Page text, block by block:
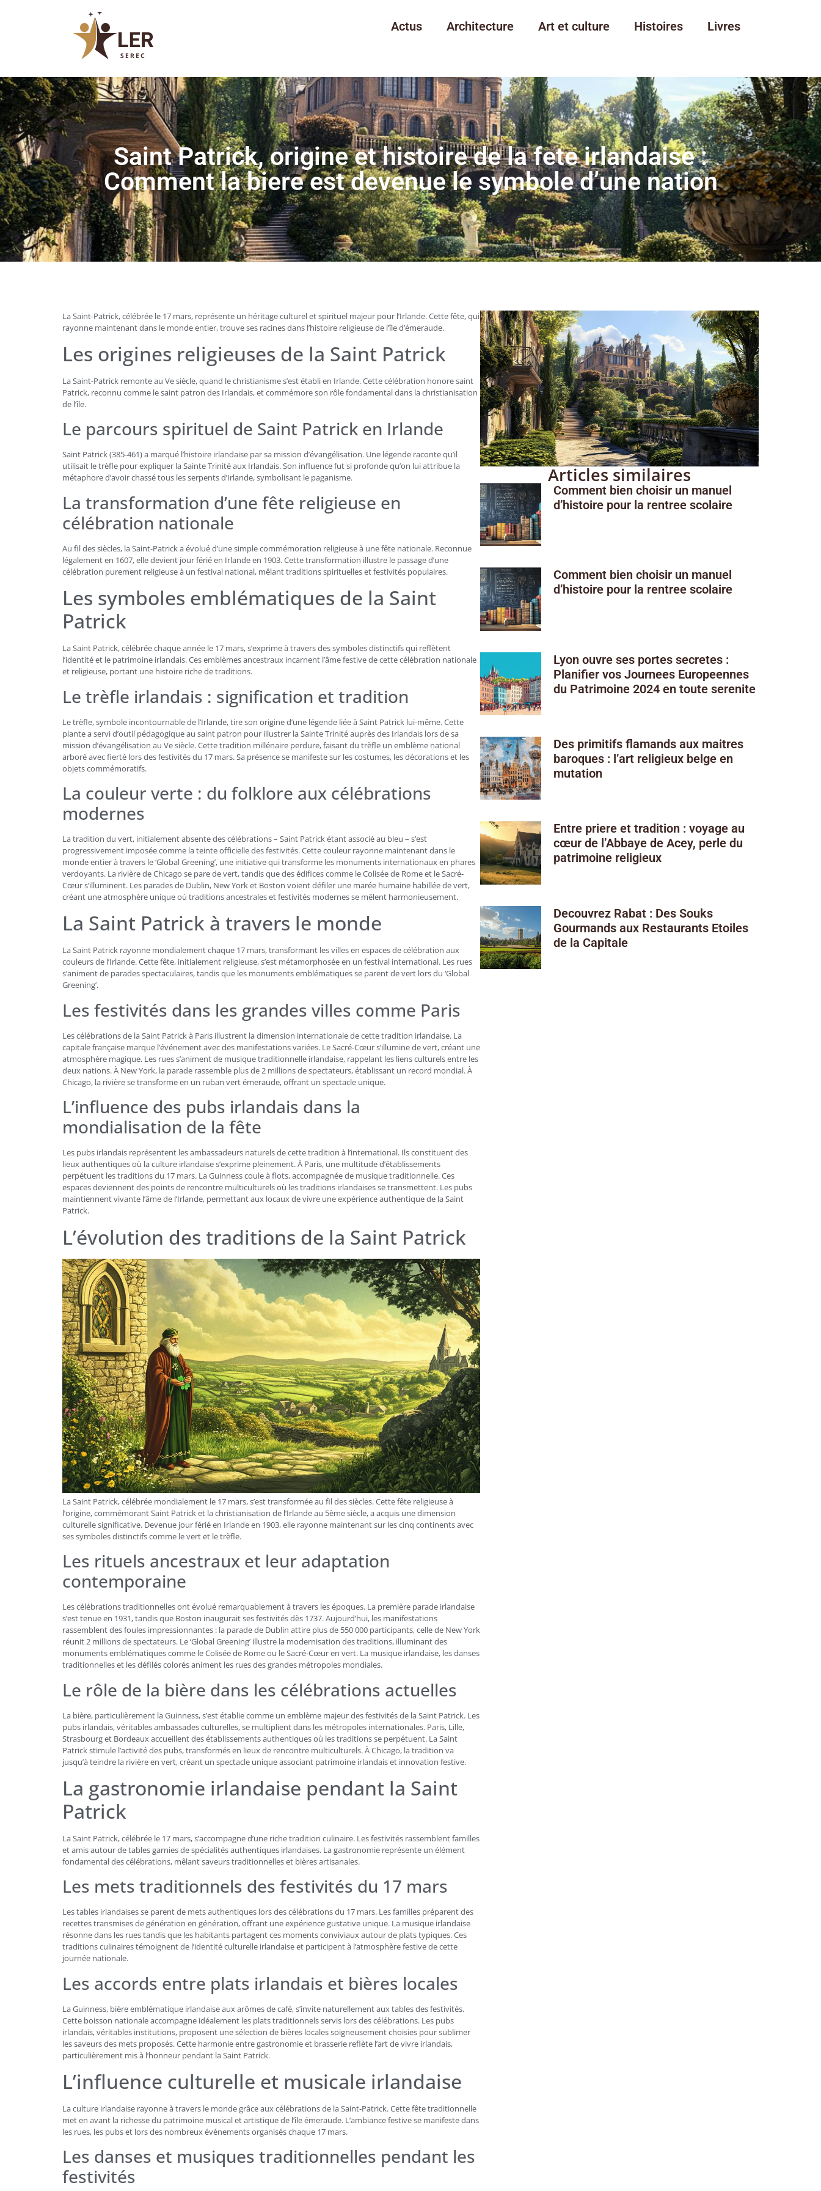
Actus Architecture Art et culture Histoires Livres
Saint Patrick, origine et histoire de la fete irlandaise :
Comment la biere est devenue le symbole d’une nation
La Saint-Patrick, célébrée le 17 mars, représente un héritage culturel et spirituel majeur pour l’Irlande. Cette fête, qui
rayonne maintenant dans le monde entier, trouve ses racines dans l’histoire religieuse de l’île d’émeraude.
Les origines religieuses de la Saint Patrick
La Saint-Patrick remonte au Ve siècle, quand le christianisme s’est établi en Irlande. Cette célébration honore saint
Patrick, reconnu comme le saint patron des Irlandais, et commémore son rôle fondamental dans la christianisation
de l’île.
Le parcours spirituel de Saint Patrick en Irlande
Saint Patrick (385-461) a marqué l’histoire irlandaise par sa mission d’évangélisation. Une légende raconte qu’il
utilisait le trèfle pour expliquer la Sainte Trinité aux Irlandais. Son influence fut si profonde qu’on lui attribue la
métaphore d’avoir chassé tous les serpents d’Irlande, symbolisant le paganisme.
La transformation d’une fête religieuse en
célébration nationale
Au fil des siècles, la Saint-Patrick a évolué d’une simple commémoration religieuse à une fête nationale. Reconnue
légalement en 1607, elle devient jour férié en Irlande en 1903. Cette transformation illustre le passage d’une
célébration purement religieuse à un festival national, mêlant traditions spirituelles et festivités populaires.
Les symboles emblématiques de la Saint
Patrick
La Saint Patrick, célébrée chaque année le 17 mars, s’exprime à travers des symboles distinctifs qui reflètent
l’identité et le patrimoine irlandais. Ces emblèmes ancestraux incarnent l’âme festive de cette célébration nationale
et religieuse, portant une histoire riche de traditions.
Le trèfle irlandais : signification et tradition
Le trèfle, symbole incontournable de l’Irlande, tire son origine d’une légende liée à Saint Patrick lui-même. Cette
plante a servi d’outil pédagogique au saint patron pour illustrer la Sainte Trinité auprès des Irlandais lors de sa
mission d’évangélisation au Ve siècle. Cette tradition millénaire perdure, faisant du trèfle un emblème national
arboré avec fierté lors des festivités du 17 mars. Sa présence se manifeste sur les costumes, les décorations et les
objets commémoratifs.
La couleur verte : du folklore aux célébrations
modernes
La tradition du vert, initialement absente des célébrations – Saint Patrick étant associé au bleu – s’est
progressivement imposée comme la teinte officielle des festivités. Cette couleur rayonne maintenant dans le
monde entier à travers le ‘Global Greening’, une initiative qui transforme les monuments internationaux en phares
verdoyants. La rivière de Chicago se pare de vert, tandis que des édifices comme le Colisée de Rome et le Sacré-
Cœur s’illuminent. Les parades de Dublin, New York et Boston voient défiler une marée humaine habillée de vert,
créant une atmosphère unique où traditions ancestrales et festivités modernes se mêlent harmonieusement.
La Saint Patrick à travers le monde
La Saint Patrick rayonne mondialement chaque 17 mars, transformant les villes en espaces de célébration aux
couleurs de l’Irlande. Cette fête, initialement religieuse, s’est métamorphosée en un festival international. Les rues
s’animent de parades spectaculaires, tandis que les monuments emblématiques se parent de vert lors du ‘Global
Greening’.
Les festivités dans les grandes villes comme Paris
Les célébrations de la Saint Patrick à Paris illustrent la dimension internationale de cette tradition irlandaise. La
capitale française marque l’événement avec des manifestations variées. Le Sacré-Cœur s’illumine de vert, créant une
atmosphère magique. Les rues s’animent de musique traditionnelle irlandaise, rappelant les liens culturels entre les
deux nations. À New York, la parade rassemble plus de 2 millions de spectateurs, établissant un record mondial. À
Chicago, la rivière se transforme en un ruban vert émeraude, offrant un spectacle unique.
L’influence des pubs irlandais dans la
mondialisation de la fête
Les pubs irlandais représentent les ambassadeurs naturels de cette tradition à l’international. Ils constituent des
lieux authentiques où la culture irlandaise s’exprime pleinement. À Paris, une multitude d’établissements
perpétuent les traditions du 17 mars. La Guinness coule à flots, accompagnée de musique traditionnelle. Ces
espaces deviennent des points de rencontre multiculturels où les traditions irlandaises se transmettent. Les pubs
maintiennent vivante l’âme de l’Irlande, permettant aux locaux de vivre une expérience authentique de la Saint
Patrick.
L’évolution des traditions de la Saint Patrick
La Saint Patrick, célébrée mondialement le 17 mars, s’est transformée au fil des siècles. Cette fête religieuse à
l’origine, commémorant Saint Patrick et la christianisation de l’Irlande au 5ème siècle, a acquis une dimension
culturelle significative. Devenue jour férié en Irlande en 1903, elle rayonne maintenant sur les cinq continents avec
ses symboles distinctifs comme le vert et le trèfle.
Les rituels ancestraux et leur adaptation
contemporaine
Les célébrations traditionnelles ont évolué remarquablement à travers les époques. La première parade irlandaise
s’est tenue en 1931, tandis que Boston inaugurait ses festivités dès 1737. Aujourd’hui, les manifestations
rassemblent des foules impressionnantes : la parade de Dublin attire plus de 550 000 participants, celle de New York
réunit 2 millions de spectateurs. Le ‘Global Greening’ illustre la modernisation des traditions, illuminant des
monuments emblématiques comme le Colisée de Rome ou le Sacré-Cœur en vert. La musique irlandaise, les danses
traditionnelles et les défilés colorés animent les rues des grandes métropoles mondiales.
Le rôle de la bière dans les célébrations actuelles
La bière, particulièrement la Guinness, s’est établie comme un emblème majeur des festivités de la Saint Patrick. Les
pubs irlandais, véritables ambassades culturelles, se multiplient dans les métropoles internationales. Paris, Lille,
Strasbourg et Bordeaux accueillent des établissements authentiques où les traditions se perpétuent. La Saint
Patrick stimule l’activité des pubs, transformés en lieux de rencontre multiculturels. À Chicago, la tradition va
jusqu’à teindre la rivière en vert, créant un spectacle unique associant patrimoine irlandais et innovation festive.
La gastronomie irlandaise pendant la Saint
Patrick
La Saint Patrick, célébrée le 17 mars, s’accompagne d’une riche tradition culinaire. Les festivités rassemblent familles
et amis autour de tables garnies de spécialités authentiques irlandaises. La gastronomie représente un élément
fondamental des célébrations, mêlant saveurs traditionnelles et bières artisanales.
Les mets traditionnels des festivités du 17 mars
Les tables irlandaises se parent de mets authentiques lors des célébrations du 17 mars. Les familles préparent des
recettes transmises de génération en génération, offrant une expérience gustative unique. La musique irlandaise
résonne dans les rues tandis que les habitants partagent ces moments conviviaux autour de plats typiques. Ces
traditions culinaires témoignent de l’identité culturelle irlandaise et participent à l’atmosphère festive de cette
journée nationale.
Les accords entre plats irlandais et bières locales
La Guinness, bière emblématique irlandaise aux arômes de café, s’invite naturellement aux tables des festivités.
Cette boisson nationale accompagne idéalement les plats traditionnels servis lors des célébrations. Les pubs
irlandais, véritables institutions, proposent une sélection de bières locales soigneusement choisies pour sublimer
les saveurs des mets proposés. Cette harmonie entre gastronomie et brasserie reflète l’art de vivre irlandais,
particulièrement mis à l’honneur pendant la Saint Patrick.
L’influence culturelle et musicale irlandaise
La culture irlandaise rayonne à travers le monde grâce aux célébrations de la Saint-Patrick. Cette fête traditionnelle
met en avant la richesse du patrimoine musical et artistique de l’île émeraude. L’ambiance festive se manifeste dans
les rues, les pubs et lors des nombreux événements organisés chaque 17 mars.
Les danses et musiques traditionnelles pendant les
festivités
Articles similaires
Comment bien choisir un manuel
d’histoire pour la rentree scolaire
Comment bien choisir un manuel
d’histoire pour la rentree scolaire
Lyon ouvre ses portes secretes :
Planifier vos Journees Europeennes
du Patrimoine 2024 en toute serenite
Des primitifs flamands aux maitres
baroques : l’art religieux belge en
mutation
Entre priere et tradition : voyage au
cœur de l’Abbaye de Acey, perle du
patrimoine religieux
Decouvrez Rabat : Des Souks
Gourmands aux Restaurants Etoiles
de la Capitale